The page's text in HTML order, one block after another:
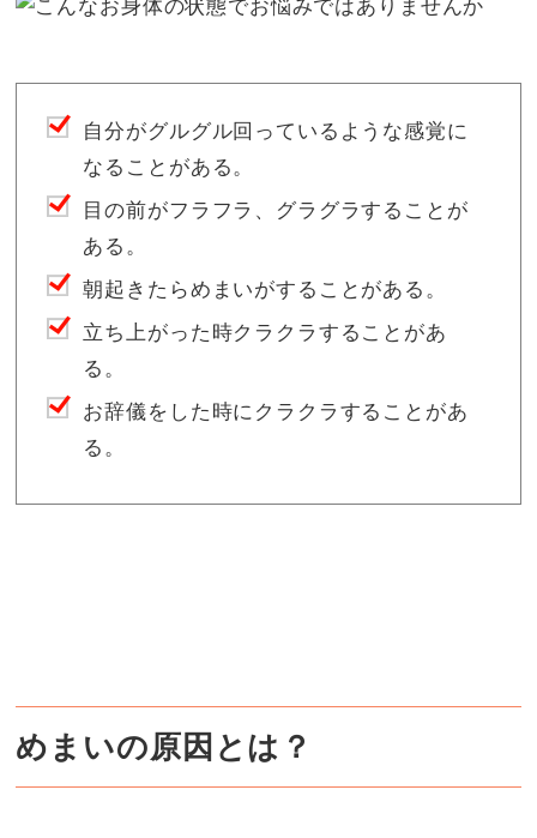
自分がグルグル回っているような感覚に
なることがある。
目の前がフラフラ、グラグラすることが
ある。
朝起きたらめまいがすることがある。
立ち上がった時クラクラすることがあ
る。
お辞儀をした時にクラクラすることがあ
る。
めまいの原因とは？